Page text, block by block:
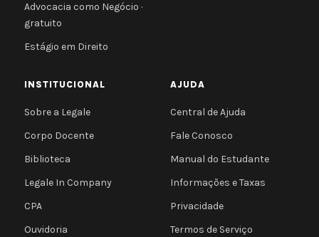
Advocacia como Negócio ·
gratuito
Estágio em Direito
INSTITUCIONAL
Sobre a Legale
Corpo Docente
Biblioteca
Legale In Company
CPA
Ouvidoria
AJUDA
Central de Ajuda
Fale Conosco
Manual do Estudante
Informações e Taxas
Privacidade
Termos de Serviço